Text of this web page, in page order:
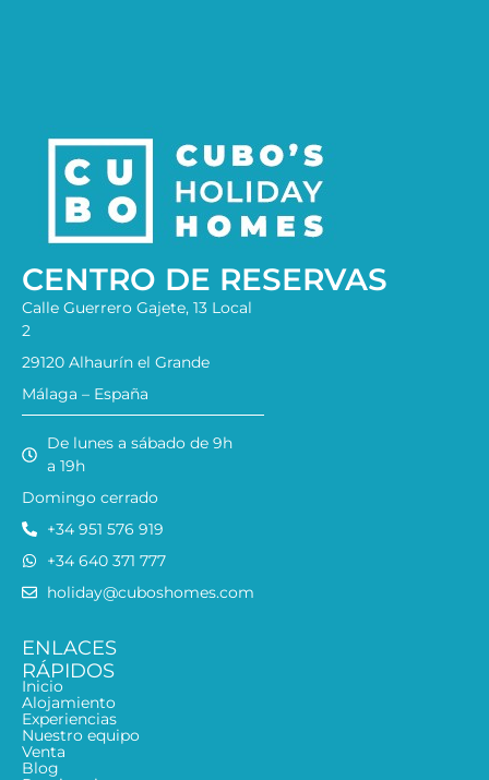
CENTRO DE RESERVAS
Calle Guerrero Gajete, 13 Local
2
29120 Alhaurín el Grande
Málaga – España
De lunes a sábado de 9h
a 19h
Domingo cerrado
+34 951 576 919
+34 640 371 777
holiday@cuboshomes.com
ENLACES
RÁPIDOS
Inicio
Alojamiento
Experiencias
Nuestro equipo
Venta
Blog